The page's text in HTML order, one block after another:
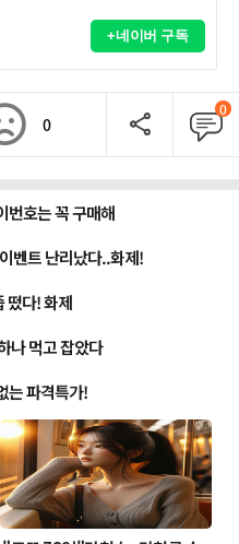
+네이버 구독
0
0